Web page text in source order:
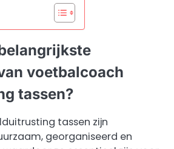
voetbalcoach
tassen?
tassen zijn
georganiseerd en